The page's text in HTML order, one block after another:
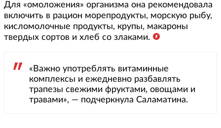
Для «омоложения» организма она рекомендовала
включить в рацион морепродукты, морскую рыбу,
кисломолочные продукты, крупы, макароны
твердых сортов и хлеб со злаками.
«Важно употреблять витаминные
комплексы и ежедневно разбавлять
трапезы свежими фруктами, овощами и
травами», — подчеркнула Саламатина.